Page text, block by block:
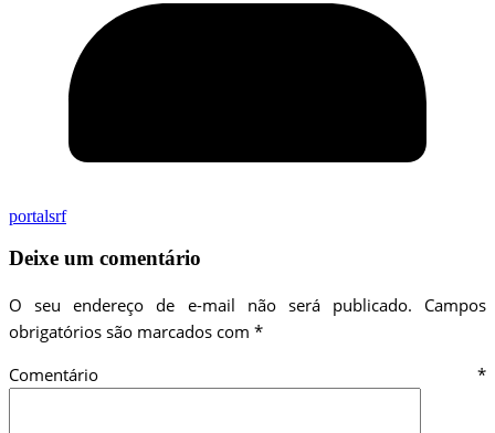
portalsrf
Deixe um comentário
O seu endereço de e-mail não será publicado.
Campos
obrigatórios são marcados com *
Comentário *